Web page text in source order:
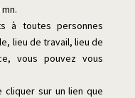
à toutes personnes
lieu de travail, lieu de
vous pouvez vous
sur un lien que